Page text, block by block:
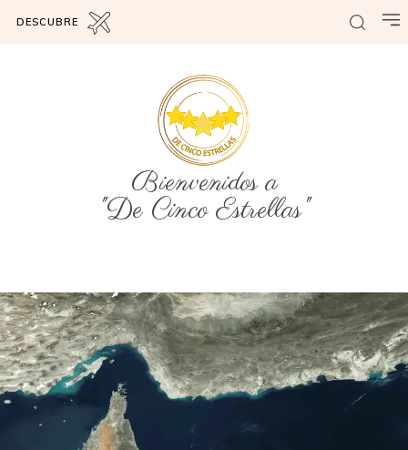
DESCUBRE
Bienvenidos a
"De Cinco Estrellas"